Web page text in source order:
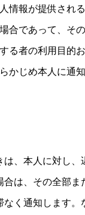
情報が提供され
合であって、そ
る者の利用目的
かじめ本人に通
、本人に対し
は、その全部
く通知します